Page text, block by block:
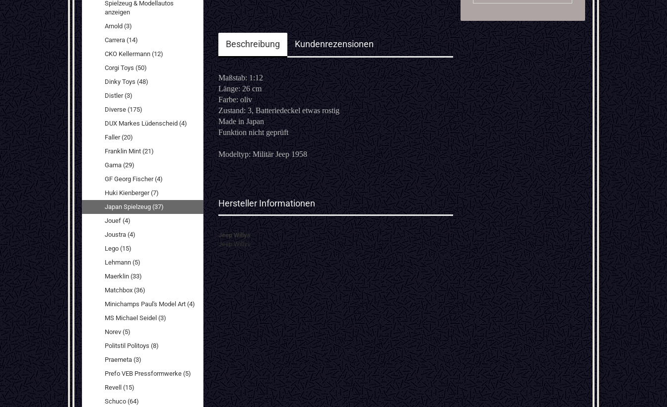
Beschreibung Kundenrezensionen
Maßstab: 1:12
Länge: 26 cm
Farbe: oliv
Zustand: 3, Batteriedeckel etwas rostig
Made in Japan
Funktion nicht geprüft
Modeltyp: Militär Jeep 1958
Hersteller Informationen
Jeep Willys
Jeep Willys
Spielzeug & Modellautos
anzeigen
Arnold (3)
Carrera (14)
CKO Kellermann (12)
Corgi Toys (50)
Dinky Toys (48)
Distler (3)
Diverse (175)
DUX Markes Lüdenscheid (4)
Faller (20)
Franklin Mint (21)
Gama (29)
GF Georg Fischer (4)
Huki Kienberger (7)
Japan Spielzeug (37)
Jouef (4)
Joustra (4)
Lego (15)
Lehmann (5)
Maerklin (33)
Matchbox (36)
Minichamps Paul's Model Art (4)
MS Michael Seidel (3)
Norev (5)
Politstil Politoys (8)
Praemeta (3)
Prefo VEB Pressformwerke (5)
Revell (15)
Schuco (64)